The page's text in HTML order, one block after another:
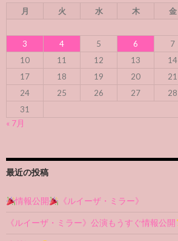
月 火 水 木 金
3
4 5 6 7
10
11 12 13 14
17
18 19 20 21
24
25 26 27 28
31
« 7月
最近の投稿
情報公開 《ルイーザ・ミラー》
《ルイーザ・ミラー》公演もうすぐ情報公開